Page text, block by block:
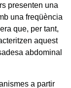
presenten una
una freqüència
que, per tant,
aquest
abdominal
a partir